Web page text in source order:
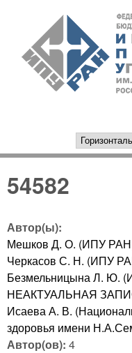
РАН
54582
Автор(ы):
Мешков Д. О. (ИПУ
Черкасов С. Н. (ИПУ
Безмельницына Л. Ю.
НЕАКТУАЛЬНАЯ
Исаева А. В.
здоровья имени
Автор(ов): 4